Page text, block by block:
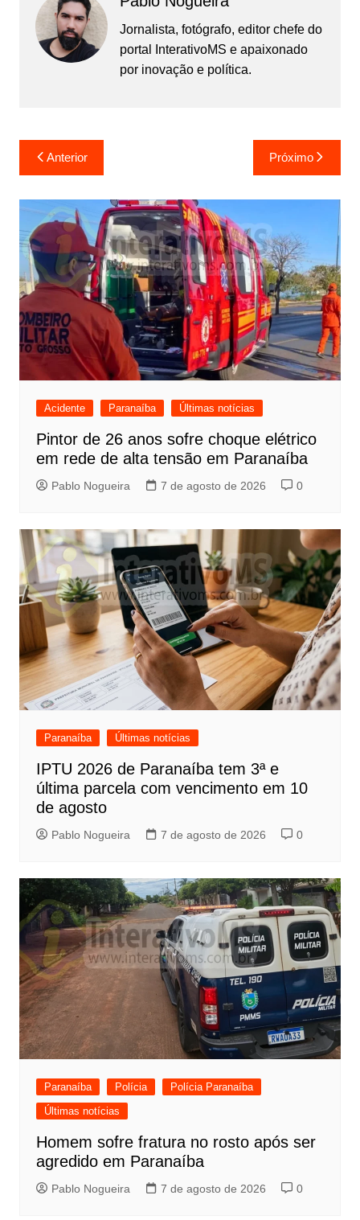
Jornalista, fotógrafo, editor chefe do
portal InterativoMS e apaixonado
por inovação e política.
Navegação
de
Post
Anterior Próximo
Acidente Paranaíba Últimas notícias
Pintor de 26 anos sofre choque elétrico
em rede de alta tensão em Paranaíba
Pablo Nogueira 7 de agosto de 2026 0
Paranaíba Últimas notícias
IPTU 2026 de Paranaíba tem 3ª e
última parcela com vencimento em 10
de agosto
Pablo Nogueira 7 de agosto de 2026 0
Paranaíba Polícia
Polícia Paranaíba
Últimas notícias
Homem sofre fratura no rosto após ser
agredido em Paranaíba
Pablo Nogueira 7 de agosto de 2026 0